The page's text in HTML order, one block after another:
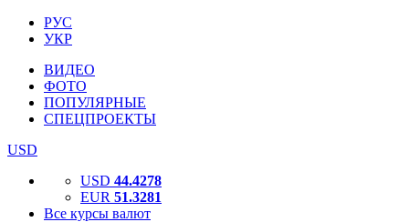
РУС
УКР
ВИДЕО
ФОТО
ПОПУЛЯРНЫЕ
СПЕЦПРОЕКТЫ
USD
USD 44.4278
EUR 51.3281
Все курсы валют